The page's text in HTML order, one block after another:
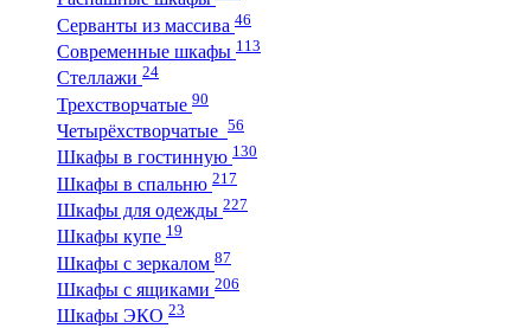
Серванты из массива 46
Современные шкафы 113
Стеллажи 24
Трехстворчатые 90
Четырёхстворчатые 56
Шкафы в гостинную 130
Шкафы в спальню 217
Шкафы для одежды 227
Шкафы купе 19
Шкафы с зеркалом 87
Шкафы с ящиками 206
Шкафы ЭКО 23